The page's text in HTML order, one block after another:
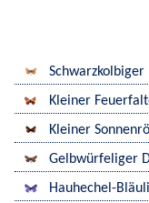
Kleiner
Kleiner
Gelbwürfeliger
Hauhechel-